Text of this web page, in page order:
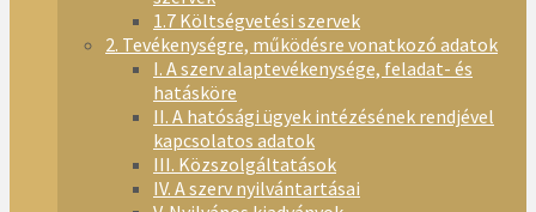
1.7 Költségvetési szervek
2. Tevékenységre, működésre vonatkozó adatok
I. A szerv alaptevékenysége, feladat- és
hatásköre
II. A hatósági ügyek intézésének rendjével
kapcsolatos adatok
III. Közszolgáltatások
IV. A szerv nyilvántartásai